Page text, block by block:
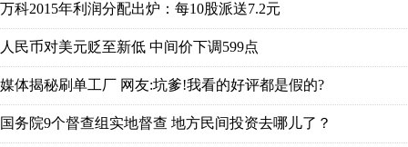
万科2015年利润分配出炉：每10股派送7.2元
人民币对美元贬至新低 中间价下调599点
媒体揭秘刷单工厂 网友:坑爹!我看的好评都是假的?
国务院9个督查组实地督查 地方民间投资去哪儿了？